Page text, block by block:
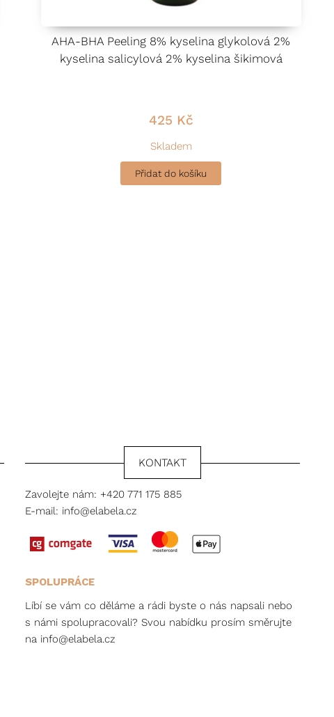
AHA-BHA Peeling 8% kyselina glykolová 2%
kyselina salicylová 2% kyselina šikimová
425 Kč
Skladem
Přidat do košíku
KONTAKT
Zavolejte nám: +420 771 175 885
E-mail: info@elabela.cz
SPOLUPRÁCE
Líbí se vám co děláme a rádi byste o nás napsali nebo
s námi spolupracovali? Svou nabídku prosím směrujte
na info@elabela.cz